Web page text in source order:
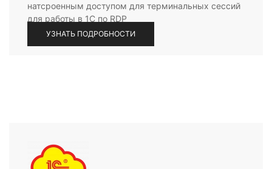
натсроенным доступом для терминальных сессий
для работы в 1С по RDP
УЗНАТЬ ПОДРОБНОСТИ